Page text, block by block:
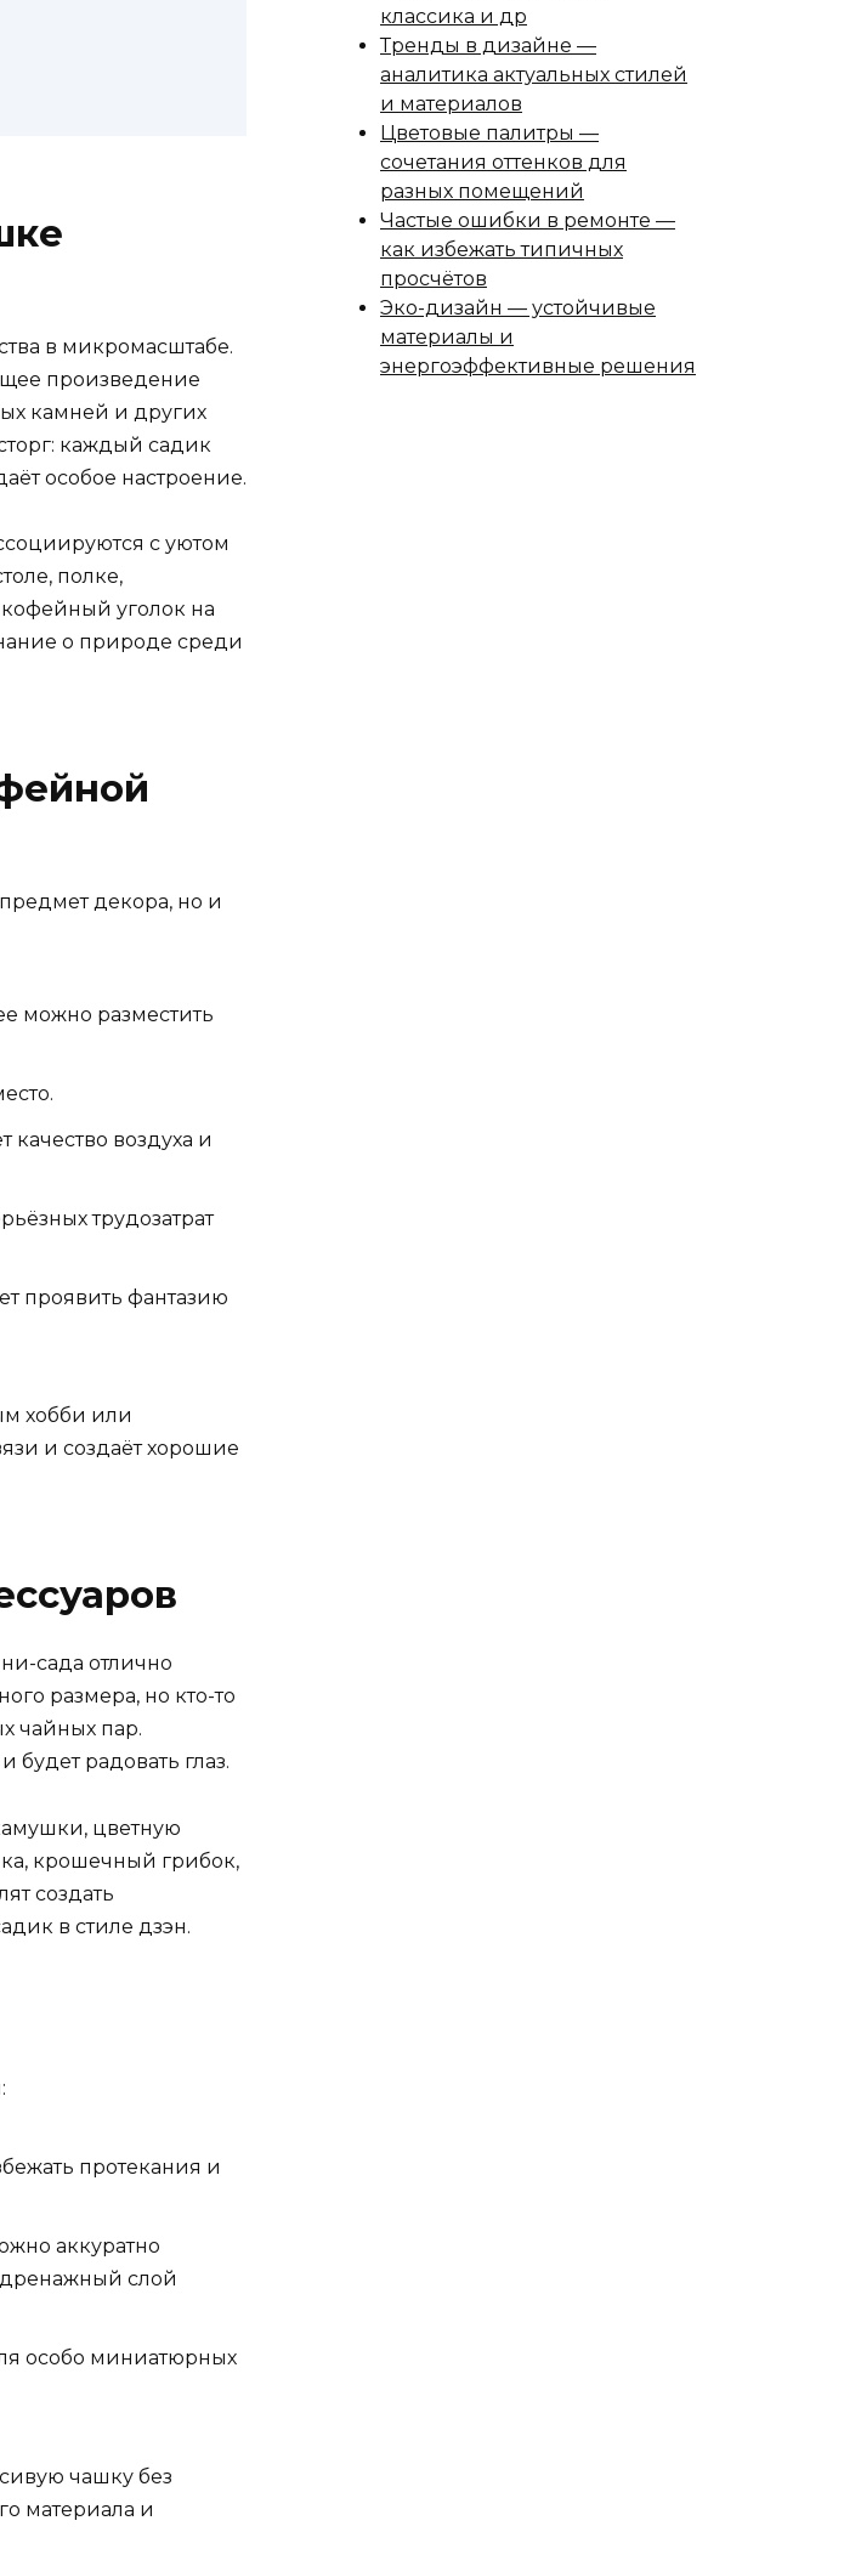
в микромасштабе.
произведение
камней и других
каждый садик
особое настроение.
с уютом
полке,
уголок на
о природе среди
декора, но и
можно разместить
воздуха и
трудозатрат
проявить фантазию
хобби или
и создаёт хорошие
сада отлично
размера, но кто-то
чайных пар.
будет радовать глаз.
цветную
крошечный грибок,
создать
в стиле дзэн.
протекания и
аккуратно
дренажный слой
особо миниатюрных
чашку без
материала и
классика и др
Тренды в дизайне —
аналитика актуальных стилей
и материалов
Цветовые палитры —
сочетания оттенков для
разных помещений
Частые ошибки в ремонте —
как избежать типичных
просчётов
Эко-дизайн — устойчивые
материалы и
энергоэффективные решения